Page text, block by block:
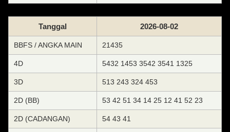
Tanggal 2026-08-02
BBFS / ANGKA MAIN 21435
4D 5432 1453 3542 3541 1325
3D 513 243 324 453
2D (BB) 53 42 51 34 14 25 12 41 52 23
2D (CADANGAN) 54 43 41